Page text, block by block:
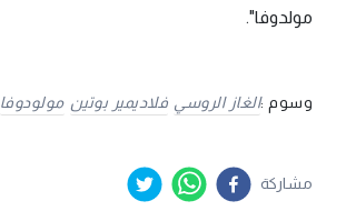
مولدوفا".
وسوم :الغاز الروسي فلاديمير بوتين مولودوفا
مشاركة